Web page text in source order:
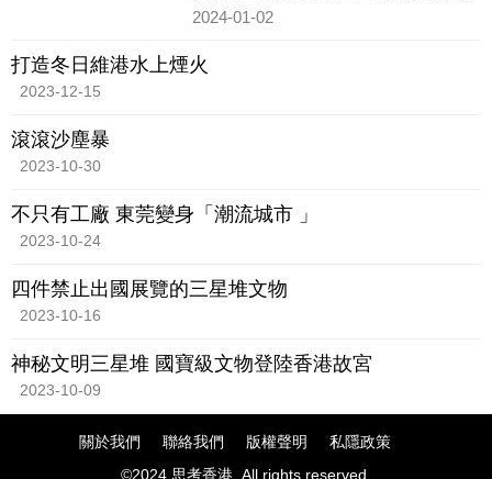
的痕迹。
2024-01-02
打造冬日維港水上煙火
2023-12-15
滾滾沙塵暴
2023-10-30
不只有工廠 東莞變身「潮流城市 」
2023-10-24
四件禁止出國展覽的三星堆文物
2023-10-16
神秘文明三星堆 國寶級文物登陸香港故宮
2023-10-09
關於我們 聯絡我們 版權聲明
私隱政策
©2024 思考香港. All rights reserved.